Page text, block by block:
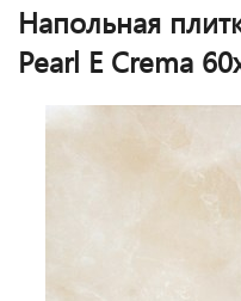
Напольная
Pearl E Crema